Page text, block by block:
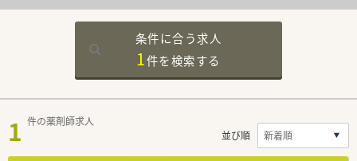
条件に合う求人
1件を検索する
1 件の薬剤師求人
並び順